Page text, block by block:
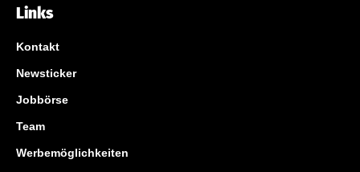
Links
Kontakt
Newsticker
Jobbörse
Team
Werbemöglichkeiten